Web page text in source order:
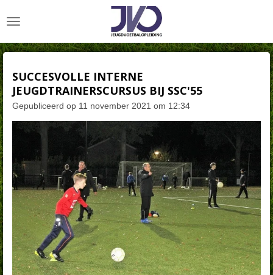
direct
de
SUCCESVOLLE INTERNE
JEUGDTRAINERSCURSUS BIJ SSC'55
Gepubliceerd op 11 november 2021 om 12:34